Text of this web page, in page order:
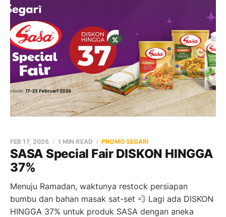
SASA Special Fair DISKON HINGGA
37%
FEB 17, 2026 1 MIN READ PROMO SEGARI
Menuju Ramadan, waktunya restock persiapan
bumbu dan bahan masak sat-set 💨 Lagi ada DISKON
HINGGA 37% untuk produk SASA dengan aneka